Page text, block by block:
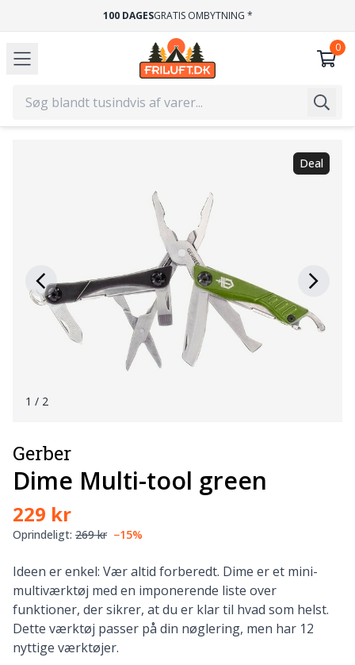
100 DAGESGRATIS OMBYTNING *
Deal
1 / 2
Gerber
Dime Multi-tool green
229 kr
Oprindeligt: 269 kr −15%
Ideen er enkel: Vær altid forberedt. Dime er et mini-
multiværktøj med en imponerende liste over
funktioner, der sikrer, at du er klar til hvad som helst.
Dette værktøj passer på din nøglering, men har 12
nyttige værktøjer.